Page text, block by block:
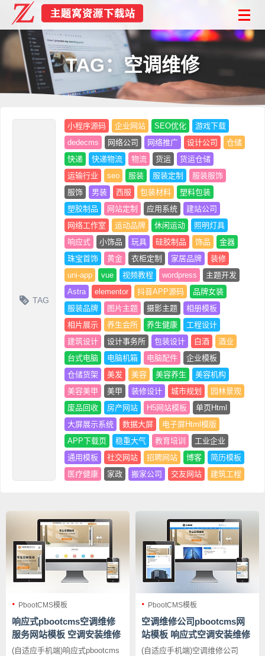
TAG：空调维修
TAG
小程序源码 企业网站 SEO优化
游戏下载
dedecms
网络公司 网络推广 设计公司
仓储
快递
快递物流 物流 货运
货运仓储
运输行业
seo 服装 服装定制
服装服饰
服饰
男装 西服 包装材料
塑料包装
塑胶制品
网站定制 应用系统
建站公司
网络工作室
运动品牌 休闲运动
照明灯具
响应式
小饰品 玩具 硅胶制品 饰品
金器
珠宝首饰
黄金 衣柜定制 家居品牌
装修
uni-app
vue 视频教程 wordpress
主题开发
Astra
elementor 抖音APP源码
品牌女装
服装品牌
图片主题 摄影主题
相册模板
相片展示
养生会所 养生健康
工程设计
建筑设计
设计事务所 包装设计 白酒
酒业
台式电脑
电脑机箱 电脑配件
企业模板
仓储货架
美发 美容 美容养生
美容机构
美容美甲
美甲 装修设计 城市规划
园林景观
废品回收
房产网站 H5网站模板
单页Html
大屏展示系统
数据大屏
电子屏Html模版
APP下载页
稳重大气 教育培训
工业企业
通用模板
社交网站 招聘网站 博客
简历模板
医疗健康
家政 搬家公司 交友网站 建筑工程
PbootCMS模板
响应式pbootcms空调维修
服务网站模板 空调安装维修
网站源码下载
(自适应手机端)响应式pbootcms
PbootCMS模板
空调维修公司pbootcms网
站模板 响应式空调安装维修
网站源码下载
(自适应手机端)空调维修公司